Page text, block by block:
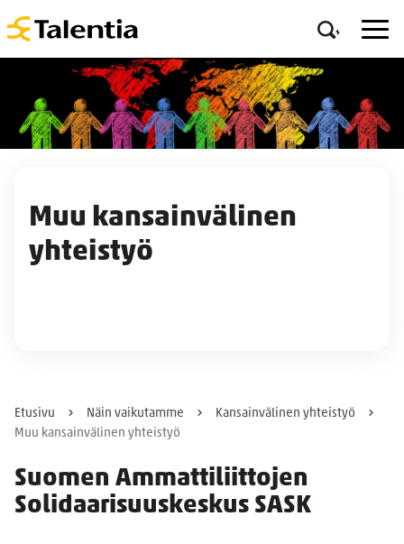
Muu kansainvälinen
yhteistyö
Etusivu Näin vaikutamme
Kansainvälinen yhteistyö
Muu kansainvälinen yhteistyö
Suomen Ammattiliittojen
Solidaarisuuskeskus SASK